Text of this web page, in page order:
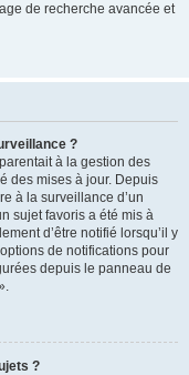
de recherche avancée et
?
à la gestion des
des mises à jour. Depuis
à la surveillance d’un
sujet favoris a été mis à
d’être notifié lorsqu’il y
de notifications pour
depuis le panneau de
?